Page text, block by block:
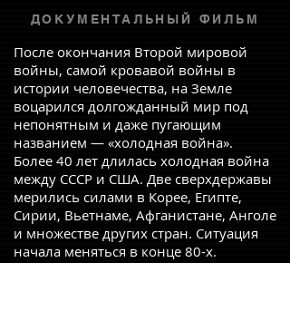
ДОКУМЕНТАЛЬНЫЙ ФИЛЬМ
После окончания Второй мировой
войны, самой кровавой войны в
истории человечества, на Земле
воцарился долгожданный мир под
непонятным и даже пугающим
названием — «холодная война».
Более 40 лет длилась холодная война
между СССР и США. Две сверхдержавы
мерились силами в Корее, Египте,
Сирии, Вьетнаме, Афганистане, Анголе
и множестве других стран. Ситуация
начала меняться в конце 80-х.